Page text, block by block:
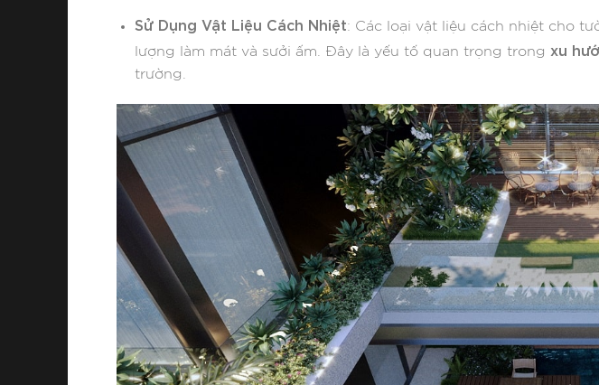
Sử Dụng Vật Liệu Cách Nhiệt: Các loại vật liệu cách nhiệt cho
lượng làm mát và sưởi ấm. Đây là yếu tố quan trọng trong xu
trường.